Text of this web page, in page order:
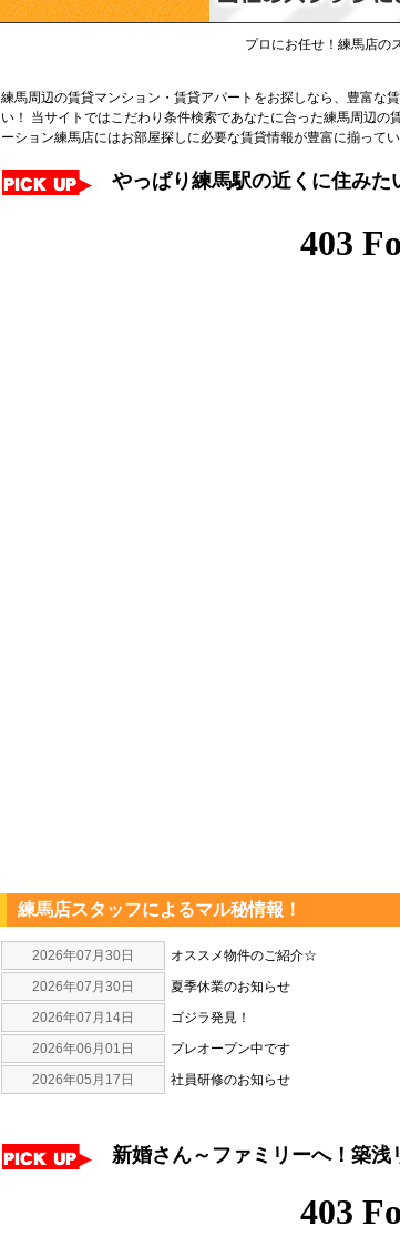
プロにお任せ！練馬店の
練馬周辺の賃貸マンション・賃貸アパートをお探しなら、豊富な
い！ 当サイトではこだわり条件検索であなたに合った練馬周辺
ーション練馬店にはお部屋探しに必要な賃貸情報が豊富に揃ってい
やっぱり練馬駅の近くに住み
練馬店スタッフによるマル秘情報！
2026年07月30日
オススメ物件のご紹介☆
2026年07月30日
夏季休業のお知らせ
2026年07月14日
ゴジラ発見！
2026年06月01日
プレオープン中です
2026年05月17日
社員研修のお知らせ
新婚さん～ファミリーへ！築